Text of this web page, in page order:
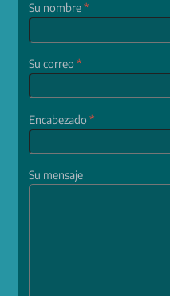
Su nombre*
Su correo*
Encabezado*
Su mensaje